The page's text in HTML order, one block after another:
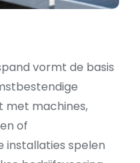
vormt de basis
met machines,
of
installaties spelen